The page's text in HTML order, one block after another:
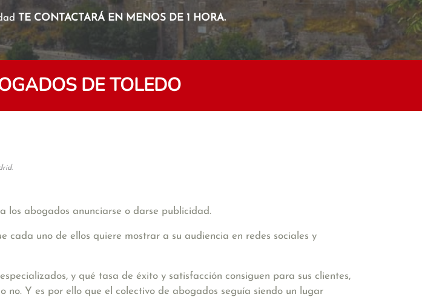
TE CONTACTARÁ EN MENOS DE 1 HORA.
DE TOLEDO
los abogados anunciarse o darse publicidad.
cada uno de ellos quiere mostrar a su audiencia en redes sociales y
y qué tasa de éxito y satisfacción consiguen para sus clientes,
Y es por ello que el colectivo de abogados seguía siendo un lugar